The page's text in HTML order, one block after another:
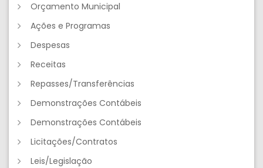
Orçamento Municipal
Ações e Programas
Despesas
Receitas
Repasses/Transferências
Demonstrações Contábeis
Demonstrações Contábeis
Licitações/Contratos
Leis/Legislação